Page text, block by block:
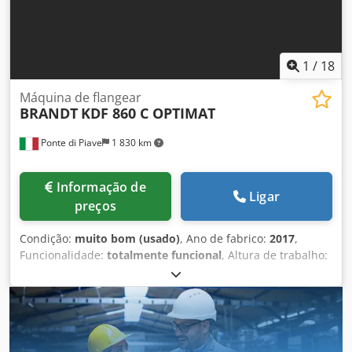
1 / 18
Ponte di Piave 1 830 km
Máquina de flangear
BRANDT KDF 860 C OPTIMAT
preços
Ligar
Condição: muito bom (usado), Ano de fabrico: 2017,
Funcionalidade: totalmente funcional, Altura de trabalho:
950 mm Comprimento total: 6560 mm Com prensa de
correia Grupo de pré-fresagem/fresagem Grupo de
colagem Grupo de corte angular/reto Ajuste pneumático
do corte angular/reto Ajuste pneumático em 2 posições do
grupo de corte Grupo de aparagem multilível MS 40 com